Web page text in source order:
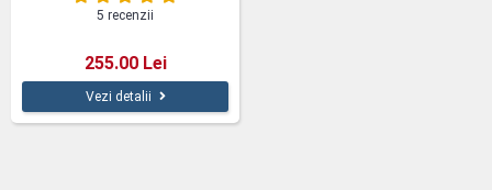
5 recenzii
255.00 Lei
Vezi detalii